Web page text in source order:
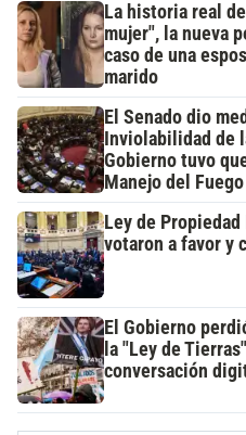
La historia real
mujer", la nueva
caso de una
marido
El Senado dio
Inviolabilidad de
Gobierno tuvo
Manejo del Fuego
Ley de
votaron a favor y
El Gobierno
la "Ley de
conversación